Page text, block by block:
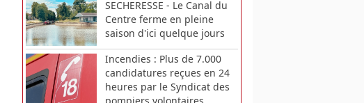
SECHERESSE - Le Canal du
Centre ferme en pleine
saison d'ici quelque jours
Incendies : Plus de 7.000
candidatures reçues en 24
heures par le Syndicat des